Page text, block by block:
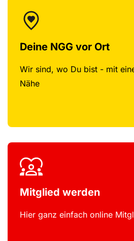
Deine NGG vor Ort
Wir sind, wo Du bist - mit
Nähe
Mitglied werden
Hier ganz einfach online